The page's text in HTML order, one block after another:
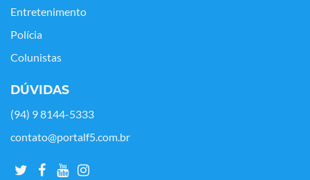
Entretenimento
Polícia
Colunistas
DÚVIDAS
(94) 9 8144-5333
contato@portalf5.com.br